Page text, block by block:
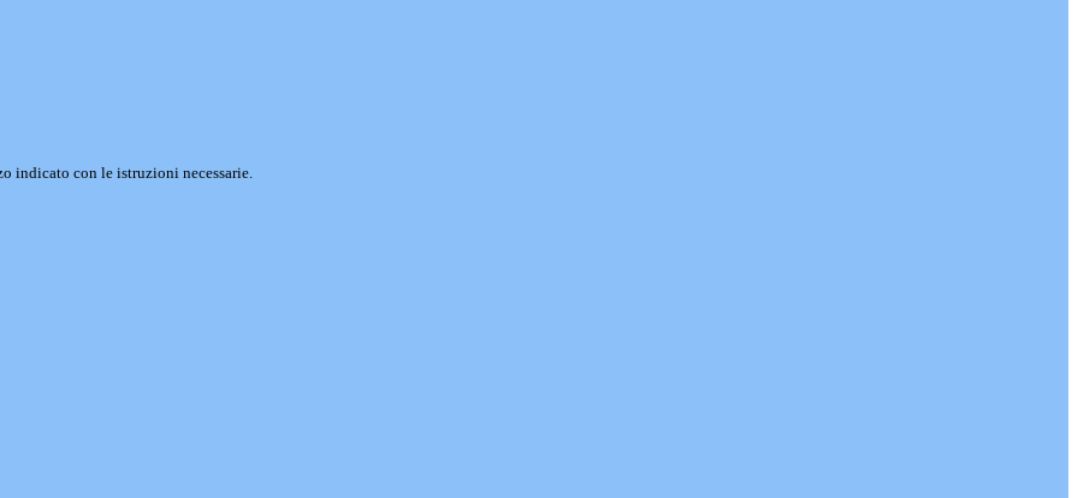
indicato con le istruzioni necessarie.